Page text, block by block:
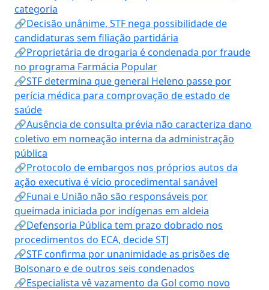
categoria
🔗Decisão unânime, STF nega possibilidade de
candidaturas sem filiação partidária
🔗Proprietária de drogaria é condenada por fraude
no programa Farmácia Popular
🔗STF determina que general Heleno passe por
perícia médica para comprovação de estado de
saúde
🔗Ausência de consulta prévia não caracteriza dano
coletivo em nomeação interna da administração
pública
🔗Protocolo de embargos nos próprios autos da
ação executiva é vício procedimental sanável
🔗Funai e União não são responsáveis por
queimada iniciada por indígenas em aldeia
🔗Defensoria Pública tem prazo dobrado nos
procedimentos do ECA, decide STJ
🔗STF confirma por unanimidade as prisões de
Bolsonaro e de outros seis condenados
🔗Especialista vê vazamento da Gol como novo